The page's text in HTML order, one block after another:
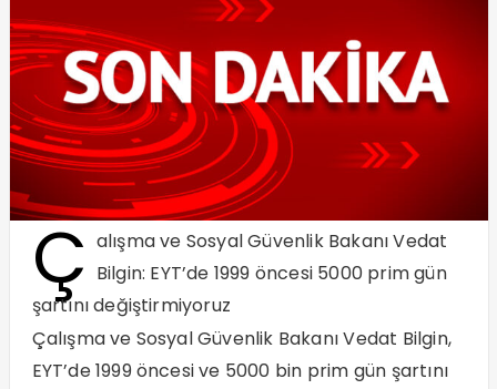
Ç alışma ve Sosyal Güvenlik Bakanı Vedat
Bilgin: EYT’de 1999 öncesi 5000 prim gün
şartını değiştirmiyoruz
Çalışma ve Sosyal Güvenlik Bakanı Vedat Bilgin,
EYT’de 1999 öncesi ve 5000 bin prim gün şartını